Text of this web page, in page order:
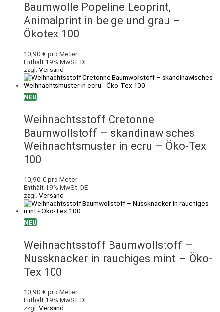
Baumwolle Popeline Leoprint,
Animalprint in beige und grau –
Ökotex 100
10,90 € pro Meter
Enthält 19% MwSt. DE
zzgl. Versand
NEU
Weihnachtsstoff Cretonne
Baumwollstoff – skandinawisches
Weihnachtsmuster in ecru – Öko-Tex
100
10,90 € pro Meter
Enthält 19% MwSt. DE
zzgl. Versand
NEU
Weihnachtsstoff Baumwollstoff –
Nussknacker in rauchiges mint – Öko-
Tex 100
10,90 € pro Meter
Enthält 19% MwSt. DE
zzgl. Versand